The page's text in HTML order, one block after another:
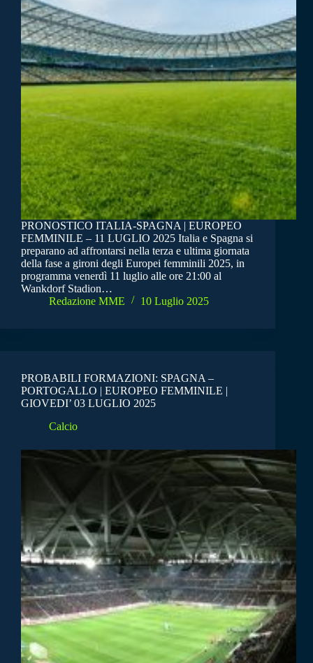
PRONOSTICO ITALIA-SPAGNA | EUROPEO
FEMMINILE – 11 LUGLIO 2025 Italia e Spagna si
preparano ad affrontarsi nella terza e ultima giornata
della fase a gironi degli Europei femminili 2025, in
programma venerdì 11 luglio alle ore 21:00 al
Wankdorf Stadion…
Redazione MME
10 Luglio 2025
PROBABILI FORMAZIONI: SPAGNA –
PORTOGALLO | EUROPEO FEMMINILE |
GIOVEDI’ 03 LUGLIO 2025
Calcio